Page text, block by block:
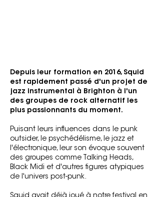
Depuis leur formation en 2016, Squid
est rapidement passé d'un projet de
jazz instrumental à Brighton à l'un
des groupes de rock alternatif les
plus passionnants du moment.
Puisant leurs influences dans le punk
outsider, le psychédélisme, le jazz et
l'électronique, leur son évoque souvent
des groupes comme Talking Heads,
Black Midi et d'autres figures atypiques
de l'univers post-punk.